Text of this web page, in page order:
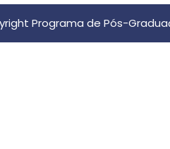
Programa de Pós-